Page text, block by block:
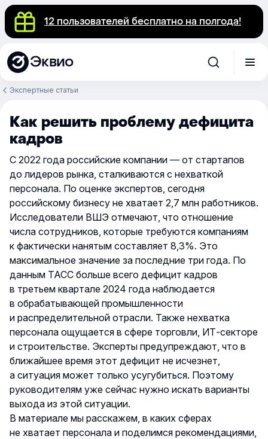
12 пользователей бесплатно на полгода!
Эквио
Экспертные статьи
Как решить проблему дефицита
кадров
С 2022 года российские компании — от стартапов
до лидеров рынка, сталкиваются с нехваткой
персонала. По оценке экспертов, сегодня
российскому бизнесу не хватает 2,7 млн работников.
Исследователи ВШЭ отмечают, что отношение
числа сотрудников, которые требуются компаниям
к фактически нанятым составляет 8,3%. Это
максимальное значение за последние три года. По
данным ТАСС больше всего дефицит кадров
в третьем квартале 2024 года наблюдается
в обрабатывающей промышленности
и распределительной отрасли. Также нехватка
персонала ощущается в сфере торговли, ИТ-секторе
и строительстве. Эксперты предупреждают, что в
ближайшее время этот дефицит не исчезнет,
а ситуация может только усугубиться. Поэтому
руководителям уже сейчас нужно искать варианты
выхода из этой ситуации.
В материале мы расскажем, в каких сферах
не хватает персонала и поделимся рекомендациями,